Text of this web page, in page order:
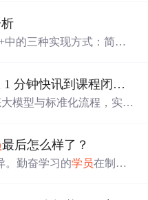
等，旨在
中的三种实现方式：简单
中应用这些模式，提升
分钟快讯到课程闭环，效率
模型与标准化流程，实现
倍，构建高质量、合规化
最后怎么样了？
。勤奋学习的学员在制造